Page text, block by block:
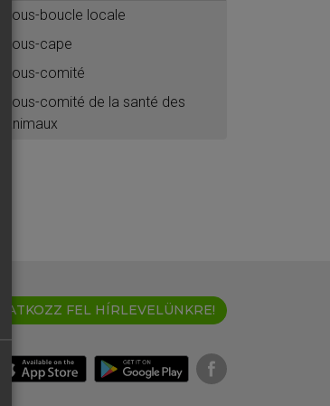
sous-boucle locale
sous-cape
sous-comité
sous-comité de la santé des
animaux
IRATKOZZ FEL HÍRLEVELÜNKRE!